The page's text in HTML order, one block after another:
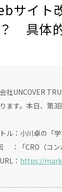
サイト
具体
社UNCOVER
ます。本日、第3
ル：小川卓の「
：「CRO（コン
： https://